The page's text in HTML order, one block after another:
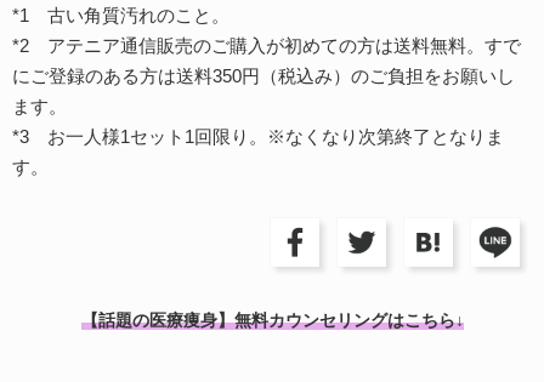
*1 古い角質汚れのこと。
*2 アテニア通信販売のご購入が初めての方は送料無料。すで
にご登録のある方は送料350円（税込み）のご負担をお願いし
ます。
*3 お一人様1セット1回限り。※なくなり次第終了となりま
す。
【話題の医療痩身】無料カウンセリングはこちら↓